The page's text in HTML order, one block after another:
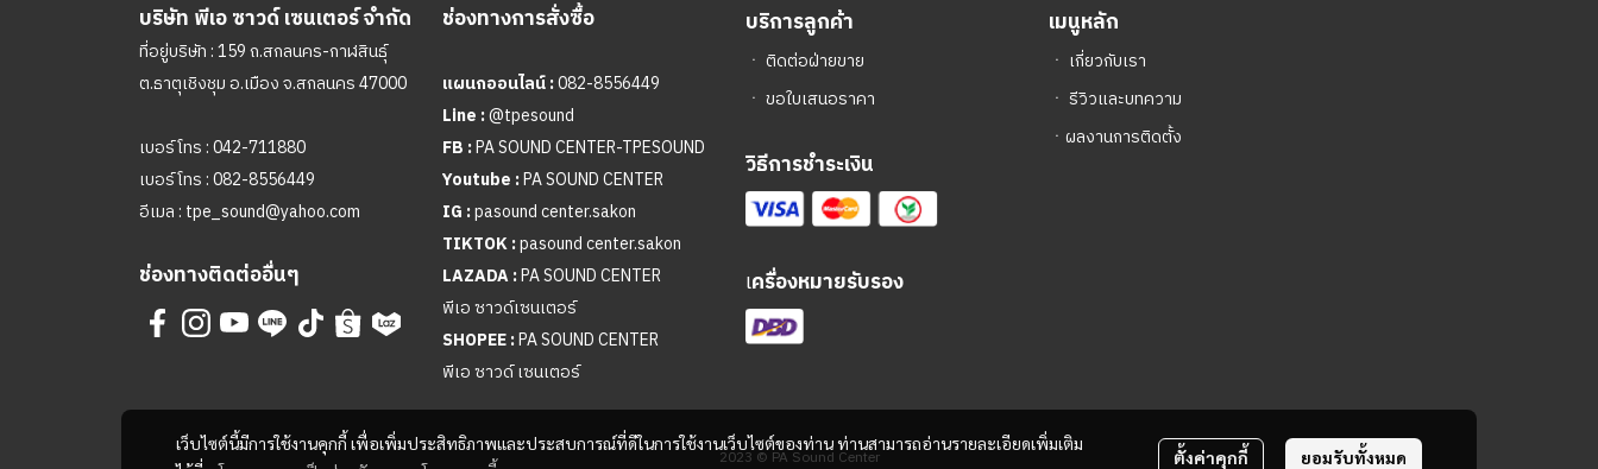
เว็บไซต์นี้มีการใช้งานคุกกี้ เพื่อเพิ่มประสิทธิภาพและประสบการณ์ที่ดีในการใช้งานเว็บไซต์ของท่าน ท่านสามารถอ่านรายละเอียดเพิ่มเติม
ตั้งค่าคุกกี้ ยอมรับทั้งหมด
บริษัท พีเอ ซาวด์ เซนเตอร์ จำกัด
ที่อยู่บริษัท : 159 ถ.สกลนคร-กาฬสินธุ์
ต.ธาตุเชิงชุม อ.เมือง จ.สกลนคร 47000
เบอร์โทร :042-711880
เบอร์โทร :082-8556449
อีเมล : tpe_sound@yahoo.com
ช่องทางติดต่ออื่นๆ
ช่องทางการสั่งซื้อ
แผนกออนไลน์ :082-8556449
Line :@tpesound
FB :PA SOUND CENTER-TPESOUND
Youtube :PA SOUND CENTER
IG :pasound center.sakon
TIKTOK :pasound center.sakon
LAZADA :PA SOUND CENTER
พีเอ ซาวด์เซนเตอร์
SHOPEE :PA SOUND CENTER
พีเอ ซาวด์ เซนเตอร์
บริการลูกค้า
ㆍ ติดต่อฝ่ายขาย
ㆍ ขอใบเสนอราคา
วิธีการชำระเงิน
เครื่องหมายรับรอง
เมนูหลัก
ㆍ เกี่ยวกับเรา
ㆍ รีวิวและบทความ
ㆍ ผลงานการติดตั้ง
2023 © PA Sound Center